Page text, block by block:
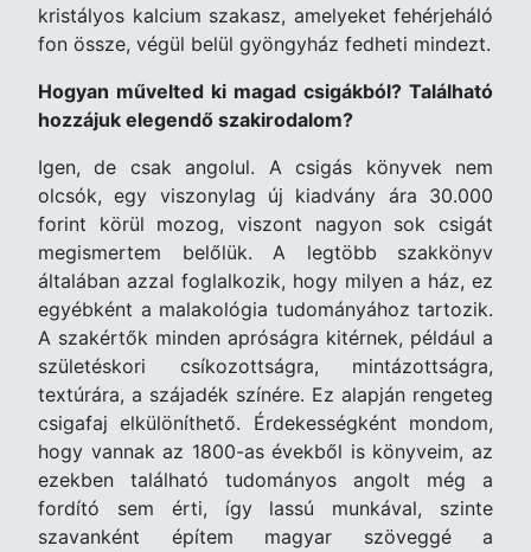
kristályos kalcium szakasz, amelyeket fehérjeháló
fon össze, végül belül gyöngyház fedheti mindezt.
Hogyan művelted ki magad csigákból? Található
hozzájuk elegendő szakirodalom?
Igen, de csak angolul. A csigás könyvek nem
olcsók, egy viszonylag új kiadvány ára 30.000
forint körül mozog, viszont nagyon sok csigát
megismertem belőlük. A legtöbb szakkönyv
általában azzal foglalkozik, hogy milyen a ház, ez
egyébként a malakológia tudományához tartozik.
A szakértők minden apróságra kitérnek, például a
születéskori csíkozottságra, mintázottságra,
textúrára, a szájadék színére. Ez alapján rengeteg
csigafaj elkülöníthető. Érdekességként mondom,
hogy vannak az 1800-as évekből is könyveim, az
ezekben található tudományos angolt még a
fordító sem érti, így lassú munkával, szinte
szavanként építem magyar szöveggé a